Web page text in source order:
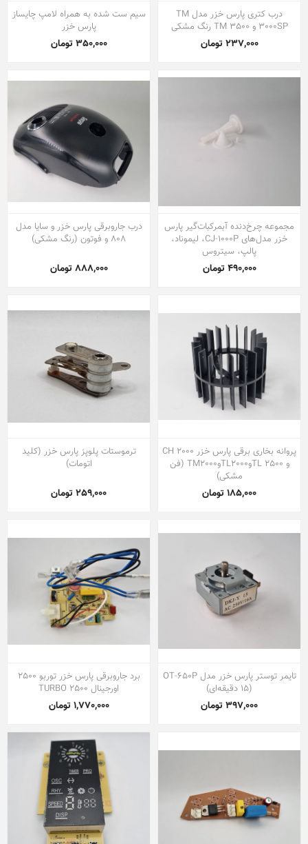
درب کتری پارس خزر مدل TM
3000SP و TM 3500 رنگ مشکی
237,000 تومان
سیم ست شده به همراه لامپ چایساز
پارس خزر
350,000 تومان
مجموعه چرخ‌دنده آبمرکبات‌گیر پارس
خزر مدل‌های CJ-1000P، لیموناد،
پالپ، سیتروس
490,000 تومان
درب جاروبرقی پارس خزر و سایا مدل
808 و فوتون (رنگ مشکی)
888,000 تومان
پروانه بخاری برقی پارس خزر CH 2000
و TL 2500وTL2000وTM2000 (فن
مشکی)
185,000 تومان
ترموستات پلوپز پارس خزر (کلید
اتومات)
259,000 تومان
تایمر توستر پارس خزر مدل OT-650P
(15 دقیقه‌ای)
397,000 تومان
برد جاروبرقی پارس خزر توربو 2500
اورجینال TURBO 2500
1,770,000 تومان